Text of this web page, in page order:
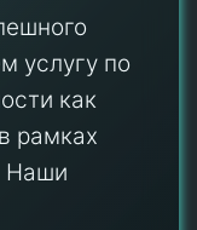
услугу по
как
рамках
Наши